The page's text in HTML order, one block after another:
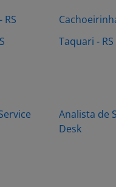
RS
Taquari - RS
Analista de
Desk